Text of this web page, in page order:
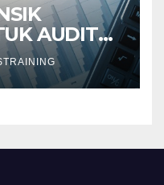
AUDIT